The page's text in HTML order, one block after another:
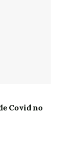
Covid no